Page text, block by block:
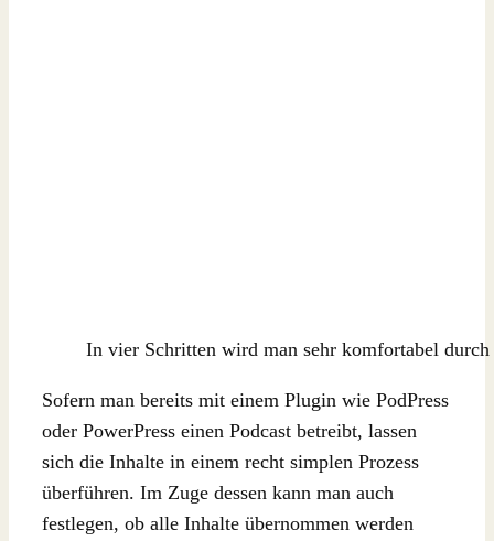
In vier Schritten wird man sehr komfortabel
Sofern man bereits mit einem Plugin wie PodPress
oder PowerPress einen Podcast betreibt, lassen
sich die Inhalte in einem recht simplen Prozess
überführen. Im Zuge dessen kann man auch
festlegen, ob alle Inhalte übernommen werden